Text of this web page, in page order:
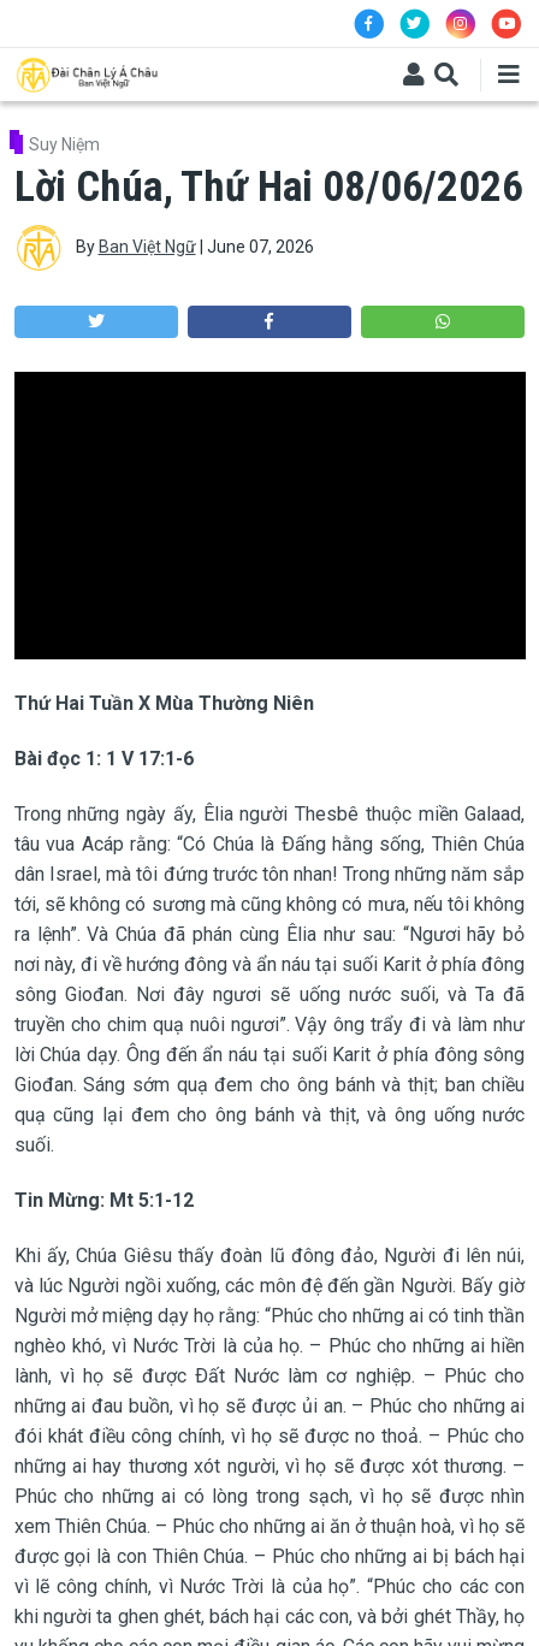
Suy Niệm
Lời Chúa, Thứ Hai 08/06/2026
By Ban Việt Ngữ| June 07, 2026
Thứ Hai Tuần X Mùa Thường Niên
Bài đọc 1: 1 V 17:1-6
Trong những ngày ấy, Êlia người Thesbê thuộc miền Galaad,
tâu vua Acáp rằng: “Có Chúa là Ðấng hằng sống, Thiên Chúa
dân Israel, mà tôi đứng trước tôn nhan! Trong những năm sắp
tới, sẽ không có sương mà cũng không có mưa, nếu tôi không
ra lệnh”. Và Chúa đã phán cùng Êlia như sau: “Ngươi hãy bỏ
nơi này, đi về hướng đông và ẩn náu tại suối Karit ở phía đông
sông Giođan. Nơi đây ngươi sẽ uống nước suối, và Ta đã
truyền cho chim quạ nuôi ngươi”. Vậy ông trẩy đi và làm như
lời Chúa dạy. Ông đến ẩn náu tại suối Karit ở phía đông sông
Giođan. Sáng sớm quạ đem cho ông bánh và thịt; ban chiều
quạ cũng lại đem cho ông bánh và thịt, và ông uống nước
suối.
Tin Mừng: Mt 5:1-12
Khi ấy, Chúa Giêsu thấy đoàn lũ đông đảo, Người đi lên núi,
và lúc Người ngồi xuống, các môn đệ đến gần Người. Bấy giờ
Người mở miệng dạy họ rằng: “Phúc cho những ai có tinh thần
nghèo khó, vì Nước Trời là của họ. – Phúc cho những ai hiền
lành, vì họ sẽ được Ðất Nước làm cơ nghiệp. – Phúc cho
những ai đau buồn, vì họ sẽ được ủi an. – Phúc cho những ai
đói khát điều công chính, vì họ sẽ được no thoả. – Phúc cho
những ai hay thương xót người, vì họ sẽ được xót thương. –
Phúc cho những ai có lòng trong sạch, vì họ sẽ được nhìn
xem Thiên Chúa. – Phúc cho những ai ăn ở thuận hoà, vì họ sẽ
được gọi là con Thiên Chúa. – Phúc cho những ai bị bách hại
vì lẽ công chính, vì Nước Trời là của họ”. “Phúc cho các con
khi người ta ghen ghét, bách hại các con, và bởi ghét Thầy, họ